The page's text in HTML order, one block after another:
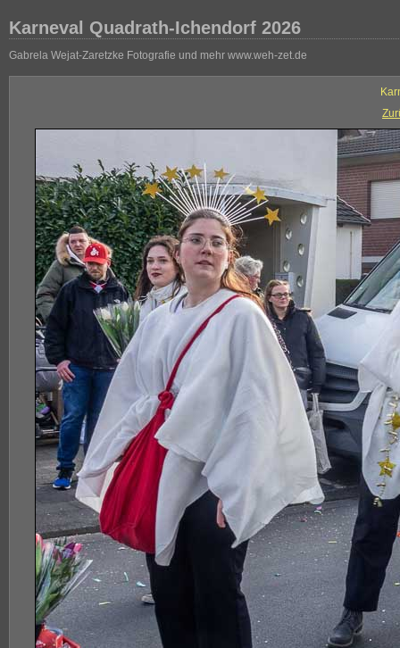
Karneval Quadrath-Ichendorf 2026
Gabrela Wejat-Zaretzke Fotografie und mehr www.weh-zet.de